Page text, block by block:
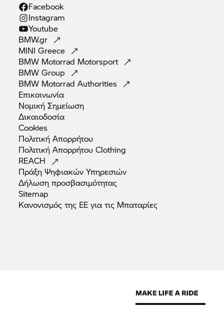
Facebook
Instagram
Youtube
BMW.gr
MINIGreece
BMW Motorrad Motorsport
BMWGroup
BMW MotorradAuthorities
Επικοινωνία
ΝομικήΣημείωση
Δικαιοδοσία
Cookies
ΠολιτικήΑπορρήτου
Πολιτική ΑπορρήτουClothing
REACH
Πράξη ΨηφιακώνΥπηρεσιών
Δήλωσηπροσβασιμότητας
Sitemap
Κανονισμός της ΕΕ για τις Μπαταρίες